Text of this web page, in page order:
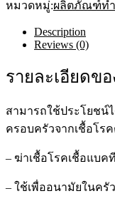
)
เดท
ตอล
ฆ่า
โรค
ไฮ
มัลติ-
ดิ
หมวดหมู่:ผลิตภัณฑ์ทํา
Description
Reviews (0)
รายละเอียดข
สามารถใช้ประโยชน์
ครอบครัวจากเชื้อโร
– ฆ่าเชื้อโรคเชื้อแบค
– ใช้เพื่ออนามัยในครั